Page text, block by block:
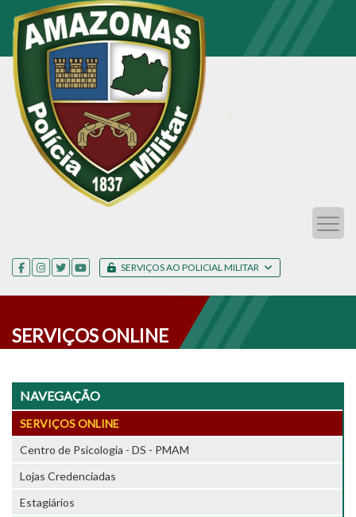
SERVIÇOS AO POLICIAL MILITAR
SERVIÇOS ONLINE
NAVEGAÇÃO
SERVIÇOS ONLINE
Centro de Psicologia - DS - PMAM
Lojas Credenciadas
Estagiários